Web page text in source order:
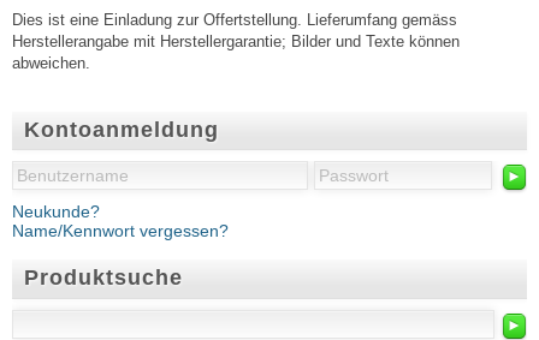
Kontoanmeldung
►
Neukunde?
Name/Kennwort vergessen?
Produktsuche
►
Dies ist eine Einladung zur Offertstellung. Lieferumfang gemäss
Herstellerangabe mit Herstellergarantie; Bilder und Texte können
abweichen.